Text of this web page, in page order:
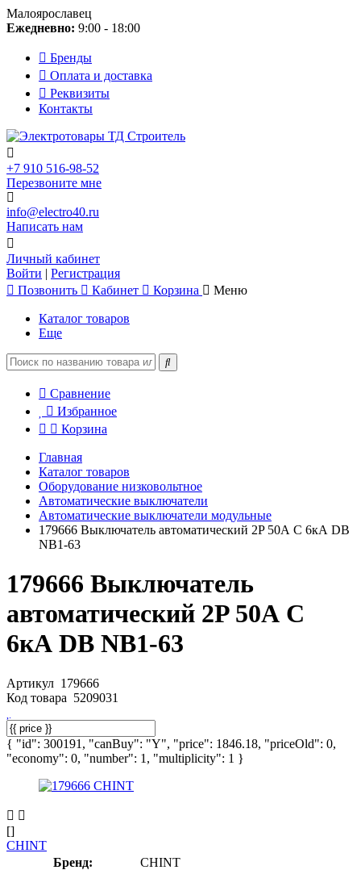
Малоярославец
Ежедневно: 9:00 - 18:00
Бренды
Оплата и доставка
Реквизиты
Контакты
+7 910 516-98-52
Перезвоните мне
info@electro40.ru
Написать нам
Личный кабинет
Войти | Регистрация
Позвонить
Кабинет Корзина Меню
Каталог товаров
Еще
Сравнение
Избранное
Корзина
Главная
Каталог товаров
Оборудование низковольтное
Автоматические выключатели
Автоматические выключатели модульные
179666 Выключатель автоматический 2P 50А C 6кА DB
NB1-63
179666 Выключатель
автоматический 2P 50А C
6кА DB NB1-63
Артикул 179666
Код товара 5209031
{ "id": 300191, "canBuy": "Y", "price": 1846.18, "priceOld": 0,
"economy": 0, "number": 1, "multiplicity": 1 }
[]
CHINT
Бренд:
CHINT